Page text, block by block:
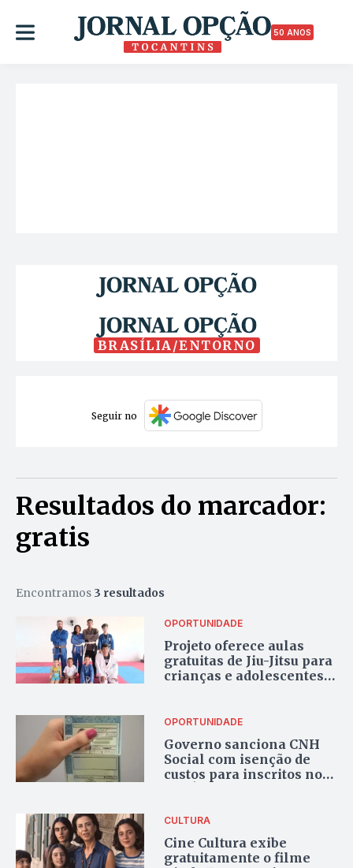
50 ANOS
BRASÍLIA/ENTORNO
Seguir no
Resultados do marcador:
gratis
Encontramos 3 resultados
OPORTUNIDADE
Projeto oferece aulas
gratuitas de Jiu-Jitsu para
crianças e adolescentes
OPORTUNIDADE
Governo sanciona CNH
Social com isenção de
custos para inscritos no
CULTURA
Cine Cultura exibe
gratuitamente o filme